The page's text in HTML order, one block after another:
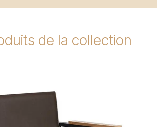
de la collection